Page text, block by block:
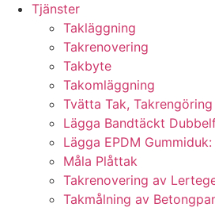
Tjänster
Takläggning
Takrenovering
Takbyte
Takomläggning
Tvätta Tak,
Lägga Bandtäckt
Lägga EPDM
Måla Plåttak
Takrenovering av
Takmålning av